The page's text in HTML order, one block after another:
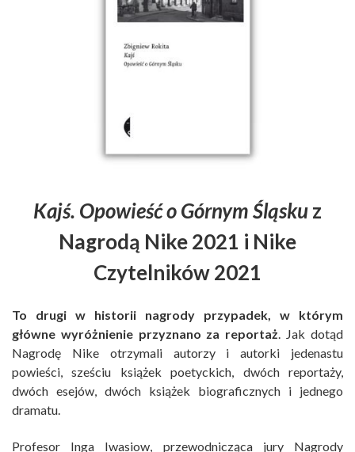
Kajś. Opowieść o Górnym Śląskuz
Nagrodą Nike 2021 i Nike
Czytelników 2021
To drugi w historii nagrody przypadek, w którym
główne wyróżnienie przyznano za reportaż. Jak dotąd
Nagrodę Nike otrzymali autorzy i autorki jedenastu
powieści, sześciu książek poetyckich, dwóch reportaży,
dwóch esejów, dwóch książek biograficznych i jednego
dramatu.
Profesor Inga Iwasiow, przewodnicząca jury Nagrody